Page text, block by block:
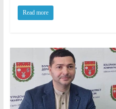
Read more